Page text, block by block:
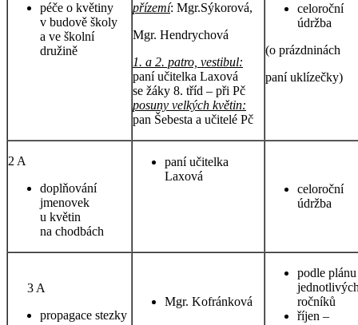
péče o květiny
v budově školy
a ve školní
družině
přízemí: Mgr.Sýkorová,
Mgr. Hendrychová
1. a 2. patro, vestibul:
paní učitelka Laxová
se žáky 8. tříd – při Pč
posuny velkých květin:
pan Šebesta a učitelé Pč
celoroční
údržba
(o prázdninách
paní uklízečky)
2 A
doplňování
jmenovek
u květin
na chodbách
paní učitelka
Laxová
celoroční
údržba
3 A
propagace stezky
Mgr. Kofránková
podle plánu
ročníků
říjen –